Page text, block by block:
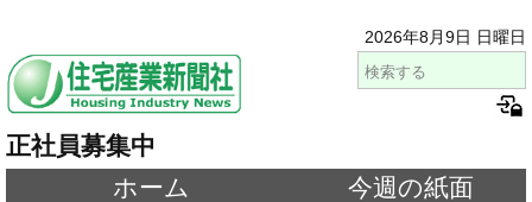
2026年8月9日 日曜日
正社員募集中
ホーム
今週の紙面